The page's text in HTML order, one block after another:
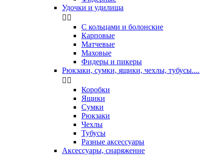
Удочки и удилища
 
С кольцами и болонские
Карповые
Матчевые
Маховые
Фидеры и пикеры
Рюкзаки, сумки, ящики, чехлы, тубусы....
 
Коробки
Ящики
Сумки
Рюкзаки
Чехлы
Тубусы
Разные аксессуары
Аксессуары, снаряжение